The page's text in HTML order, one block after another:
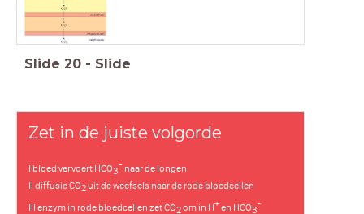
Slide 20 - Slide
Zet in de juiste volgorde
I bloed vervoert HCO3
-naar de longen
II diffusie CO2uit de weefsels naar de rode bloedcellen
III enzym in rode bloedcellen zet CO2om in H+en HCO3
-